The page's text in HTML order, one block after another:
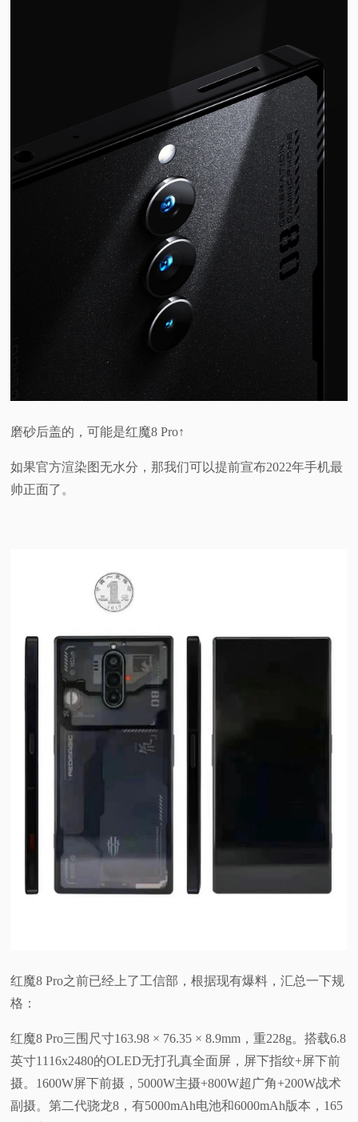
磨砂后盖的，可能是红魔8 Pro↑
如果官方渲染图无水分，那我们可以提前宣布2022年手机最
帅正面了。
红魔8 Pro之前已经上了工信部，根据现有爆料，汇总一下规
格：
红魔8 Pro三围尺寸163.98 × 76.35 × 8.9mm，重228g。搭载6.8
英寸1116x2480的OLED无打孔真全面屏，屏下指纹+屏下前
摄。1600W屏下前摄，5000W主摄+800W超广角+200W战术
副摄。第二代骁龙8，有5000mAh电池和6000mAh版本，165